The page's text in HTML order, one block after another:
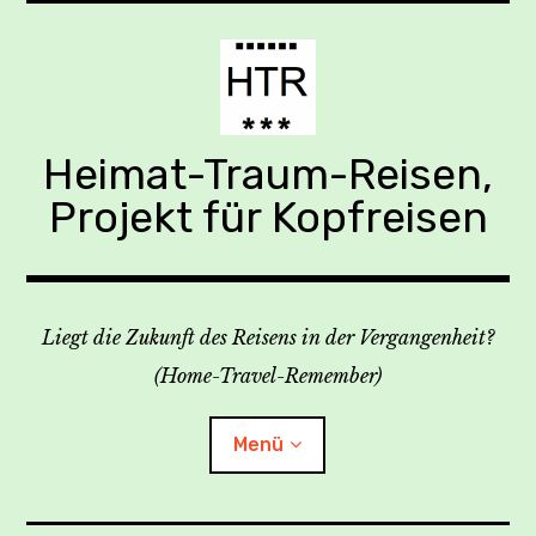
Heimat-Traum-Reisen,
Projekt für Kopfreisen
Liegt die Zukunft des Reisens in der Vergangenheit?
(Home-Travel-Remember)
Menü